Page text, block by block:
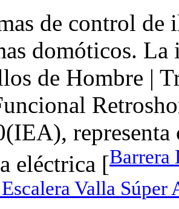
de control de
domóticos.
de Hombre |
representa
eléctrica [Barrera
Valla Súper